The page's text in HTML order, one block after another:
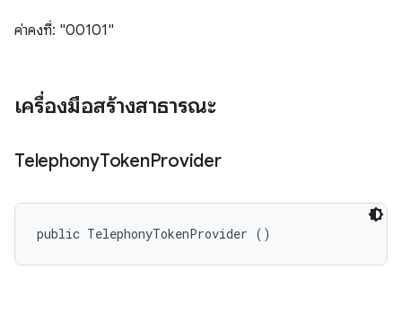
ค่าคงที่: "00101"
เครื่องมือสร้างสาธารณะ
TelephonyTokenProvider
public TelephonyTokenProvider ()